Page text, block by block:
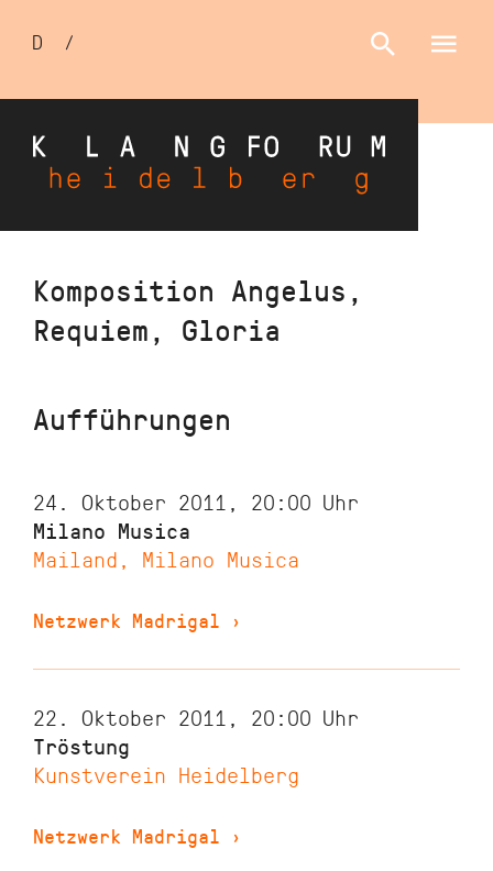
Direkt
Inhalt
Sprachumschalter
D /
Komposition Angelus,
Requiem, Gloria
Aufführungen
24. Oktober 2011, 20:00 Uhr
Milano Musica
Mailand, Milano Musica
Netzwerk Madrigal ›
22. Oktober 2011, 20:00 Uhr
Tröstung
Kunstverein Heidelberg
Netzwerk Madrigal ›